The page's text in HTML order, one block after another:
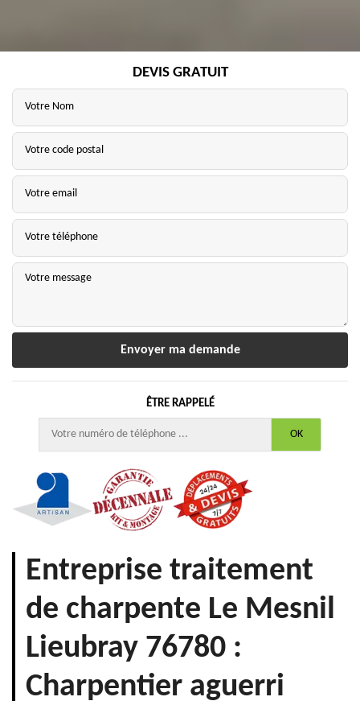
DEVIS GRATUIT
ÊTRE RAPPELÉ
Entreprise traitement
de charpente Le Mesnil
Lieubray 76780 :
Charpentier aguerri